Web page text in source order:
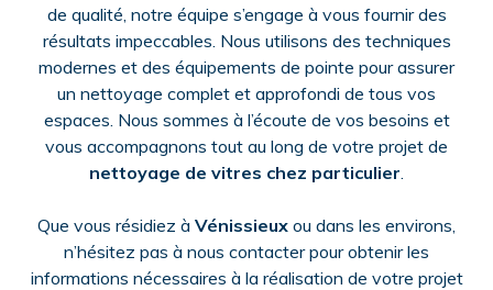
de qualité, notre équipe s’engage à vous fournir des
résultats impeccables. Nous utilisons des techniques
modernes et des équipements de pointe pour assurer
un nettoyage complet et approfondi de tous vos
espaces. Nous sommes à l’écoute de vos besoins et
vous accompagnons tout au long de votre projet de
nettoyage de vitres chez particulier
Que vous résidiez à Vénissieux ou dans les environs,
n’hésitez pas à nous contacter pour obtenir les
informations nécessaires à la réalisation de votre projet